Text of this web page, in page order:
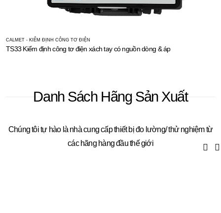
CALMET - KIỂM ĐỊNH CÔNG TƠ ĐIỆN
TS33 Kiểm định công tơ điện xách tay có nguồn dòng & áp
Danh Sách Hãng Sản Xuất
Chúng tôi tự hào là nhà cung cấp thiết bị đo lường/ thử nghiệm từ
các hãng hàng đầu thế giới